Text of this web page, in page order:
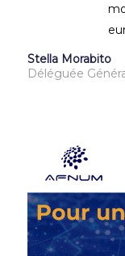
Stella Morabito
Déléguée